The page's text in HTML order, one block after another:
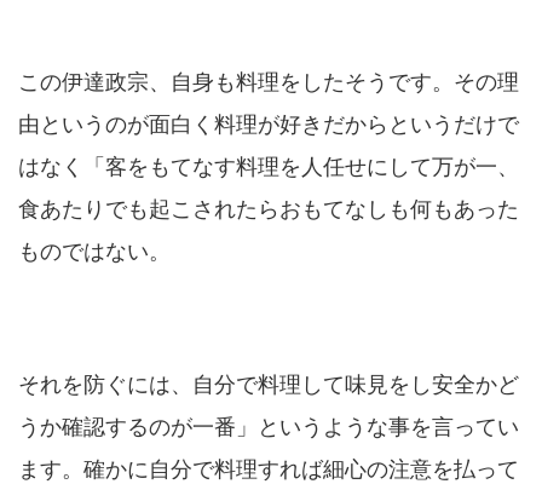
この伊達政宗、自身も料理をしたそうです。その理
由というのが面白く料理が好きだからというだけで
はなく「客をもてなす料理を人任せにして万が一、
食あたりでも起こされたらおもてなしも何もあった
ものではない。
それを防ぐには、自分で料理して味見をし安全かど
うか確認するのが一番」というような事を言ってい
ます。確かに自分で料理すれば細心の注意を払って